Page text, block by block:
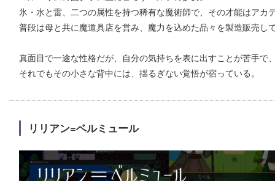
氷・水と雷、二つの属性を持つ稀有な魔術師で、その才能はアカ
普段は母と共に魔道具店を営み、魔力を込めた品々を製造販売し
真面目で一途な性格だが、自分の気持ちを表に出すことが苦手で
それでもその小さな背中には、揺るぎない覚悟が宿っている。
リリアン=ベルミュール